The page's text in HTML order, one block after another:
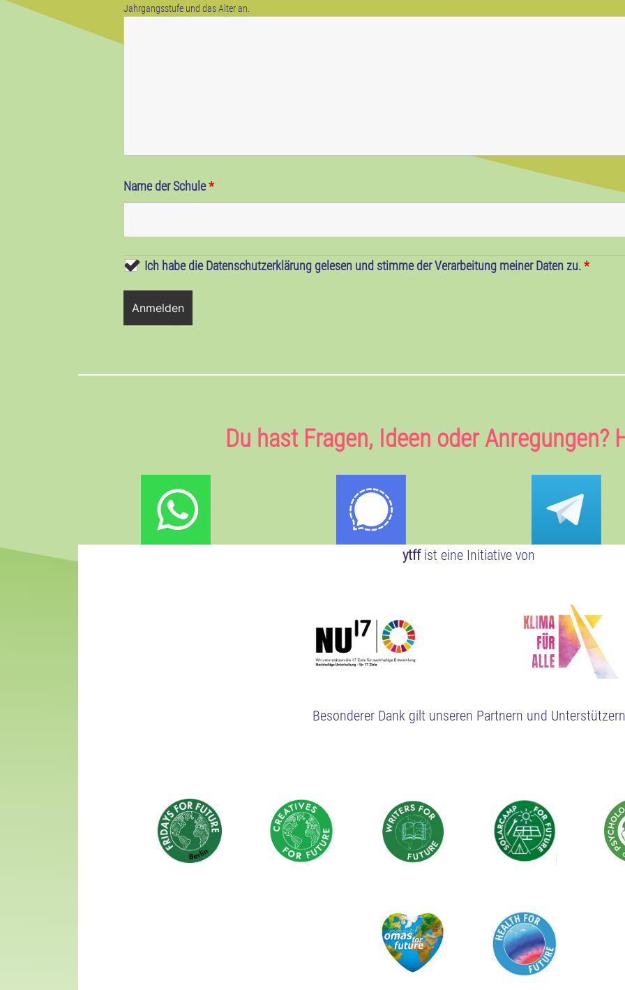
Jahrgangsstufe und das Alter an.
Name der Schule*
Ich habe die Datenschutzerklärung gelesen und stimme der Verarbeitung meiner Daten zu.*
Du hast Fragen, Ideen oder Anregungen?
ytffist eine Initiative von
Besonderer Dank gilt unseren Partnern und Unterstützern